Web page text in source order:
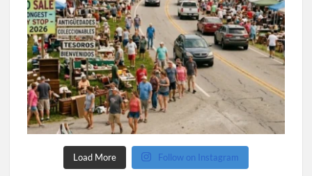
Load More Follow on Instagram